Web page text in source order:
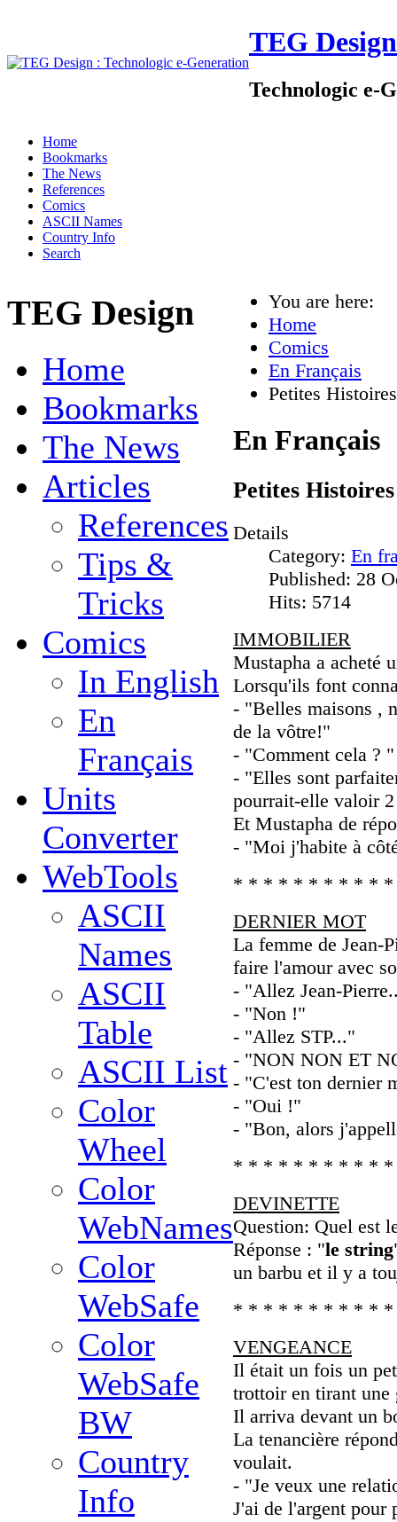
TEG Design
Technologic e-
Home
Bookmarks
The News
References
Comics
ASCII Names
Country Info
Search
TEG Design
Home
Bookmarks
The News
Articles
References
Tips &
Tricks
Comics
In English
En
Français
Units
Converter
WebTools
ASCII
Names
ASCII
Table
ASCII List
Color
Wheel
Color
WebNames
Color
WebSafe
Color
WebSafe
BW
Country
Info
You are here:
Home
Comics
En Français
Petites
En Français
Petites
Details
Category: En
Published: 28
Hits: 5714
IMMOBILIER
Mustapha a acheté
Lorsqu'ils font
- "Belles maisons ,
de la vôtre!"
- "Comment cela ?
- "Elles sont
pourrait-elle valoir
Et Mustapha de
- "Moi j'habite à
* * * * * * * * * * *
DERNIER MOT
La femme de Jean-
faire l'amour avec
- "Allez Jean-
- "Non !"
- "Allez STP..."
- "NON NON ET
- "C'est ton dernier
- "Oui !"
- "Bon, alors
* * * * * * * * * * *
DEVINETTE
Question: Quel est
Réponse : "le string
un barbu et il y a
* * * * * * * * * * *
VENGEANCE
Il était un fois un
trottoir en tirant une
Il arriva devant un
La tenancière
voulait.
- "Je veux une
J'ai de l'argent pour